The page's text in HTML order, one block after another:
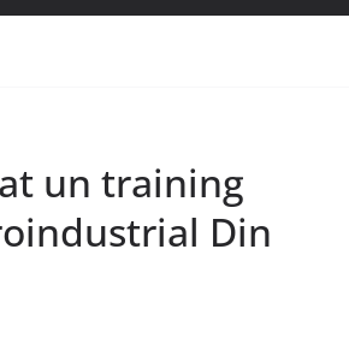
un training
Din